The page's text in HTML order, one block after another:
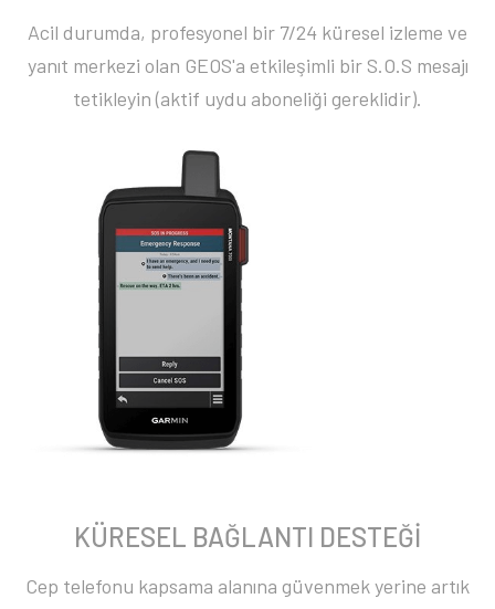
Acil durumda, profesyonel bir 7/24 küresel izleme ve
yanıt merkezi olan GEOS'a etkileşimli bir S.O.S mesajı
tetikleyin (aktif uydu aboneliği gereklidir).
KÜRESEL BAĞLANTI DESTEĞİ
Cep telefonu kapsama alanına güvenmek yerine artık